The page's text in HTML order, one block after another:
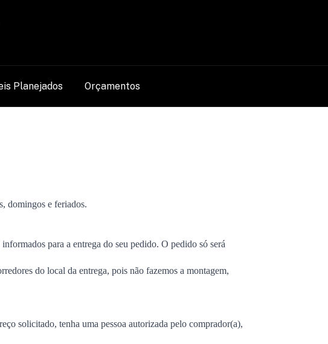
Planejados Orçamentos
domingos e feriados.
para a entrega do seu pedido. O pedido só será
do local da entrega, pois não fazemos a montagem,
solicitado, tenha uma pessoa autorizada pelo comprador(a),